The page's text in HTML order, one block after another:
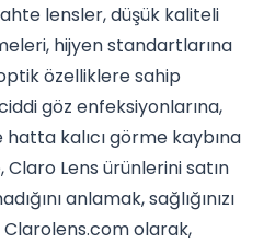
lensler, düşük kaliteli
hijyen standartlarına
özelliklere sahip
göz enfeksiyonlarına,
kalıcı görme kaybına
Lens ürünlerini satın
anlamak, sağlığınızı
Clarolens.com olarak,